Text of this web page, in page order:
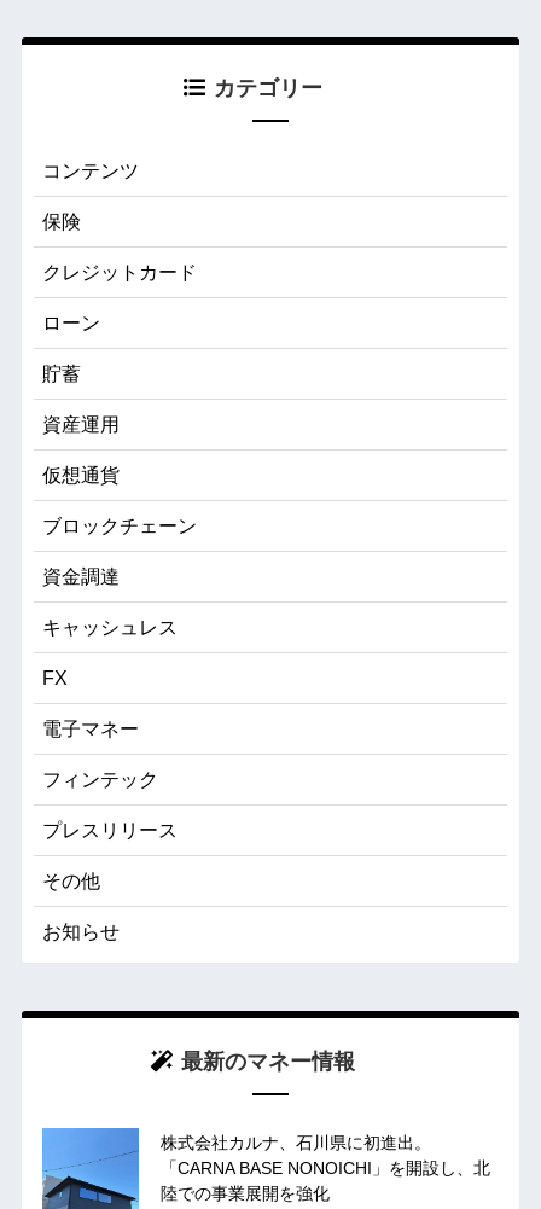
カテゴリー
コンテンツ
保険
クレジットカード
ローン
貯蓄
資産運用
仮想通貨
ブロックチェーン
資金調達
キャッシュレス
FX
電子マネー
フィンテック
プレスリリース
その他
お知らせ
最新のマネー情報
株式会社カルナ、石川県に初進出。
「CARNA BASE NONOICHI」を開設し、北
陸での事業展開を強化